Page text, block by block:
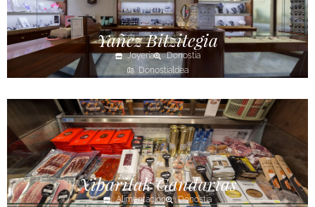
Yañez Bitzitegia
Joyería
Donostia
Donostialdea
Xibaritak Gandarias
Alimentación
Donostia